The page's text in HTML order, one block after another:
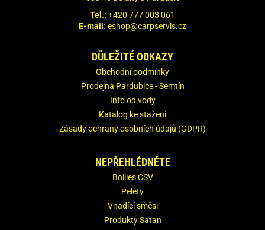
Tel.: +420 777 003 061
E-mail: eshop@carpservis.cz
DŮLEŽITÉ ODKAZY
Obchodní podmínky
Prodejna Pardubice - Semtín
Info od vody
Katalog ke stažení
Zásady ochrany osobních údajů (GDPR)
NEPŘEHLÉDNĚTE
Boilies CSV
Pelety
Vnadící směsi
Produkty Satan